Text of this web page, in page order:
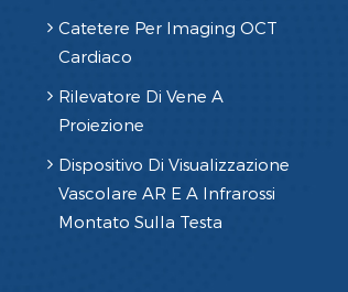
Catetere Per Imaging OCT
Cardiaco
Rilevatore Di Vene A
Proiezione
Dispositivo Di Visualizzazione
Vascolare AR E A Infrarossi
Montato Sulla Testa